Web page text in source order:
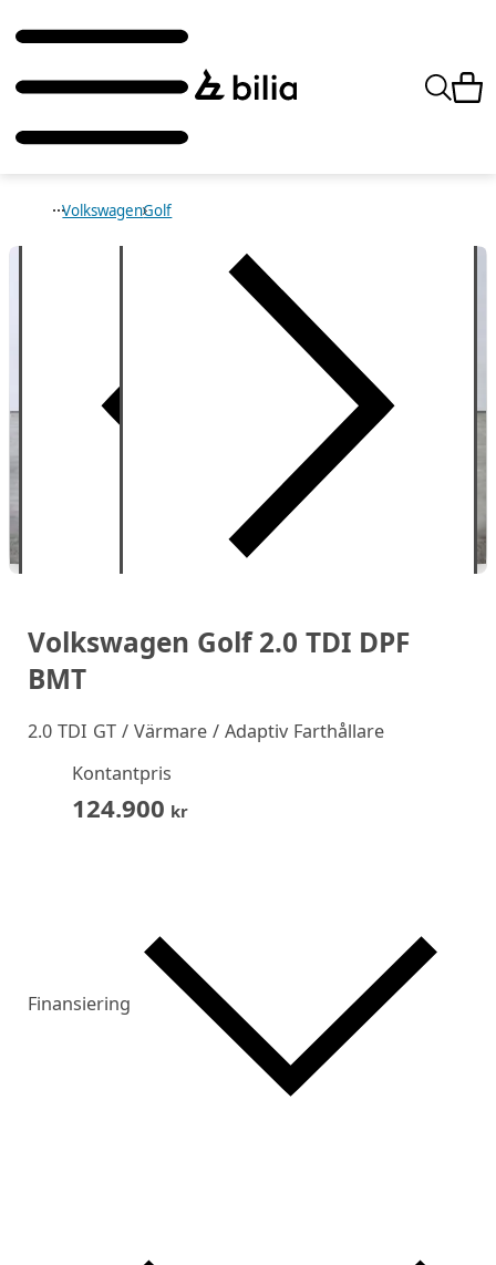
VolkswagenGolf
Volkswagen Golf 2.0 TDI DPF
BMT
2.0 TDI GT / Värmare / Adaptiv Farthållare
Kontantpris
124.900 kr
Finansiering